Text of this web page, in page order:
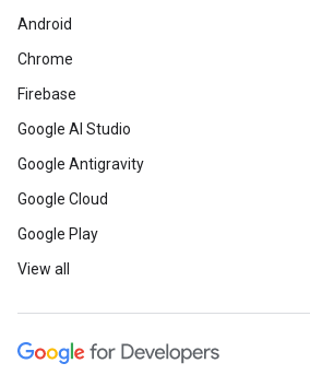
Android
Chrome
Firebase
Google AI Studio
Google Antigravity
Google Cloud
Google Play
View all